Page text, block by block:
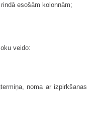
esošām kolonnām;
veido:
noma ar izpirkšanas